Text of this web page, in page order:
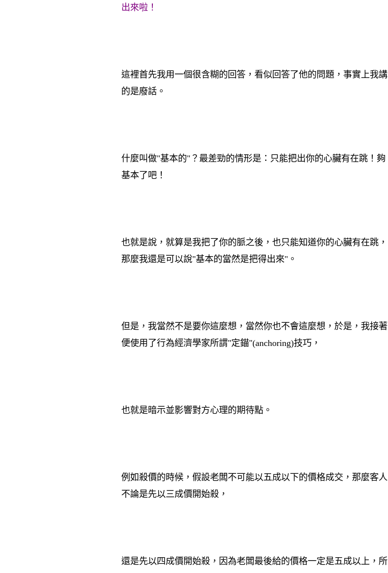
出來啦！
這裡首先我用一個很含糊的回答，看似回答了他的問題，事實上我講
的是廢話。
什麼叫做"基本的"？最差勁的情形是：只能把出你的心臟有在跳！夠
基本了吧！
也就是說，就算是我把了你的脈之後，也只能知道你的心臟有在跳，
那麼我還是可以說"基本的當然是把得出來"。
但是，我當然不是要你這麼想，當然你也不會這麼想，於是，我接著
便使用了行為經濟學家所謂"定錨"(anchoring)技巧，
也就是暗示並影響對方心理的期待點。
例如殺價的時候，假設老闆不可能以五成以下的價格成交，那麼客人
不論是先以三成價開始殺，
還是先以四成價開始殺，因為老闆最後給的價格一定是五成以上，所